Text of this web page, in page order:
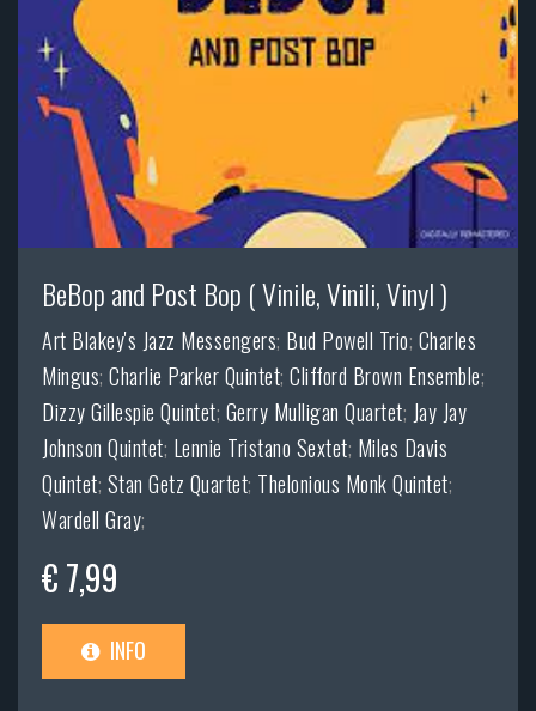
BeBop and Post Bop ( Vinile, Vinili, Vinyl )
Art Blakey's Jazz Messengers; Bud Powell Trio; Charles
Mingus; Charlie Parker Quintet; Clifford Brown Ensemble;
Dizzy Gillespie Quintet; Gerry Mulligan Quartet; Jay Jay
Johnson Quintet; Lennie Tristano Sextet; Miles Davis
Quintet; Stan Getz Quartet; Thelonious Monk Quintet;
Wardell Gray;
€ 7,99
INFO